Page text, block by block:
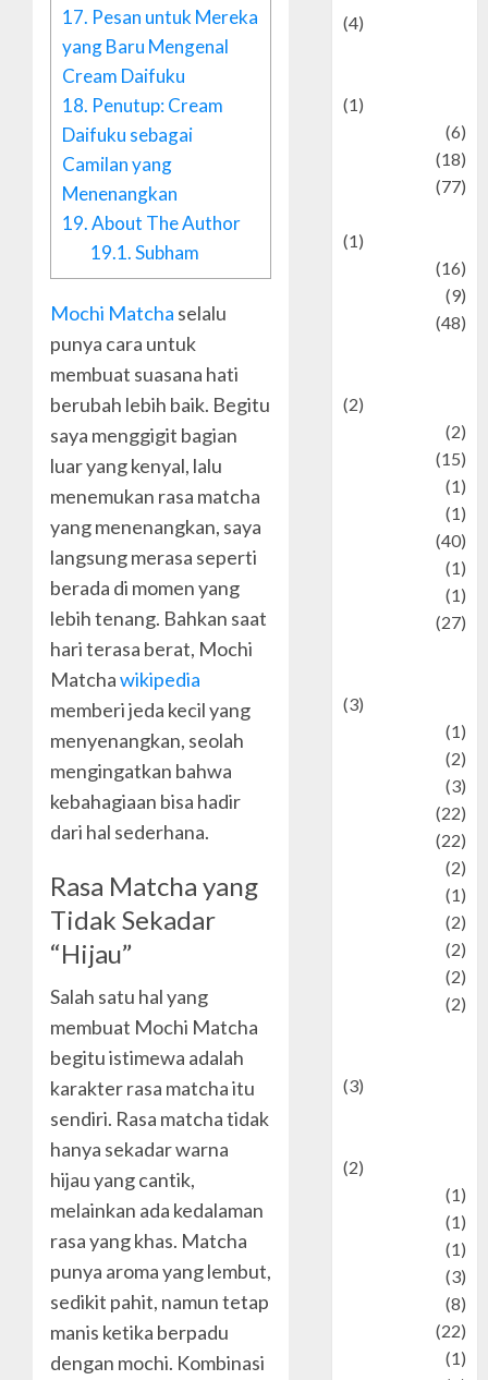
17. Pesan untuk Mereka
yang Baru Mengenal
Cream Daifuku
18. Penutup: Cream
Daifuku sebagai
Camilan yang
Menenangkan
19.About The Author
19.1.Subham
Mochi Matcha selalu
punya cara untuk
membuat suasana hati
berubah lebih baik. Begitu
saya menggigit bagian
luar yang kenyal, lalu
menemukan rasa matcha
yang menenangkan, saya
langsung merasa seperti
berada di momen yang
lebih tenang. Bahkan saat
hari terasa berat, Mochi
Matchawikipedia
memberi jeda kecil yang
menyenangkan, seolah
mengingatkan bahwa
kebahagiaan bisa hadir
dari hal sederhana.
Rasa Matcha yang
Tidak Sekadar
“Hijau”
Salah satu hal yang
membuat Mochi Matcha
begitu istimewa adalah
karakter rasa matcha itu
sendiri. Rasa matcha tidak
hanya sekadar warna
hijau yang cantik,
melainkan ada kedalaman
rasa yang khas. Matcha
punya aroma yang lembut,
sedikit pahit, namun tetap
manis ketika berpadu
dengan mochi. Kombinasi
(4)
(1)
(6)
(18)
(77)
(1)
(16)
(9)
(48)
(2)
(2)
(15)
(1)
(1)
(40)
(1)
(1)
(27)
(3)
(1)
(2)
(3)
(22)
(22)
(2)
(1)
(2)
(2)
(2)
(2)
(3)
(2)
(1)
(1)
(1)
(3)
(8)
(22)
(1)